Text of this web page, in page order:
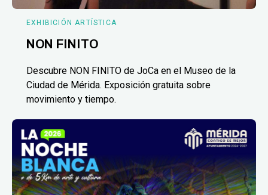
EXHIBICIÓN ARTÍSTICA
NON FINITO
Descubre NON FINITO de JoCa en el Museo de la
Ciudad de Mérida. Exposición gratuita sobre
movimiento y tiempo.